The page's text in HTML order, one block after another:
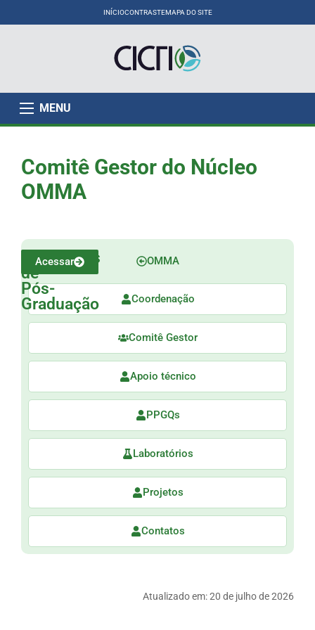
INÍCIOCONTRASTEMAPA DO SITE
MENU
Comitê Gestor do Núcleo
OMMA
OMMA
Coordenação
Comitê Gestor
Apoio técnico
PPGQs
Laboratórios
Projetos
Contatos
Programas
de
Pós-
Graduação
Acessar
Atualizado em:20 de julho de 2026